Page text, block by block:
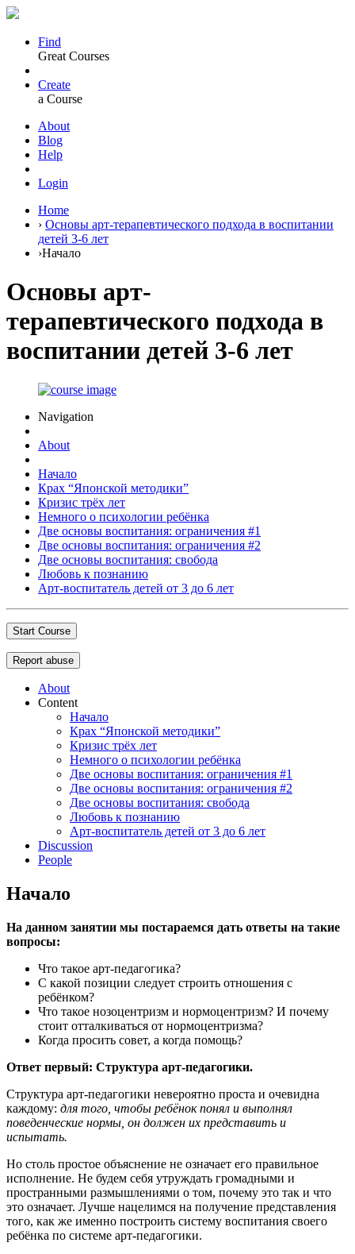
Find
Great Courses
Create
a Course
About
Blog
Help
Login
Home
› Основы арт-терапевтического подхода в воспитании
детей 3-6 лет
›Начало
Основы арт-
терапевтического подхода в
воспитании детей 3-6 лет
Navigation
About
Начало
Крах “Японской методики”
Кризис трёх лет
Немного о психологии ребёнка
Две основы воспитания: ограничения #1
Две основы воспитания: ограничения #2
Две основы воспитания: свобода
Любовь к познанию
Арт-воспитатель детей от 3 до 6 лет
Start Course
Report abuse
About
Content
Начало
Крах “Японской методики”
Кризис трёх лет
Немного о психологии ребёнка
Две основы воспитания: ограничения #1
Две основы воспитания: ограничения #2
Две основы воспитания: свобода
Любовь к познанию
Арт-воспитатель детей от 3 до 6 лет
Discussion
People
Начало
На данном занятии мы постараемся дать ответы на такие
вопросы:
Что такое арт-педагогика?
С какой позиции следует строить отношения с
ребёнком?
Что такое нозоцентризм и нормоцентризм? И почему
стоит отталкиваться от нормоцентризма?
Когда просить совет, а когда помощь?
Ответ первый: Структура арт-педагогики.
Структура арт-педагогики невероятно проста и очевидна
каждому: для того, чтобы ребёнок понял и выполнял
поведенческие нормы, он должен их представить и
испытать.
Но столь простое объяснение не означает его правильное
исполнение. Не будем себя утруждать громадными и
пространными размышлениями о том, почему это так и что
это означает. Лучше нацелимся на получение представления
того, как же именно построить систему воспитания своего
ребёнка по системе арт-педагогики.